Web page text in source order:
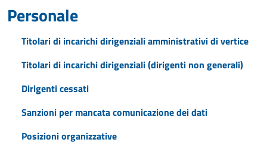
Personale
Titolari di incarichi dirigenziali amministrativi di vertice
Titolari di incarichi dirigenziali (dirigenti non generali)
Dirigenti cessati
Sanzioni per mancata comunicazione dei dati
Posizioni organizzative